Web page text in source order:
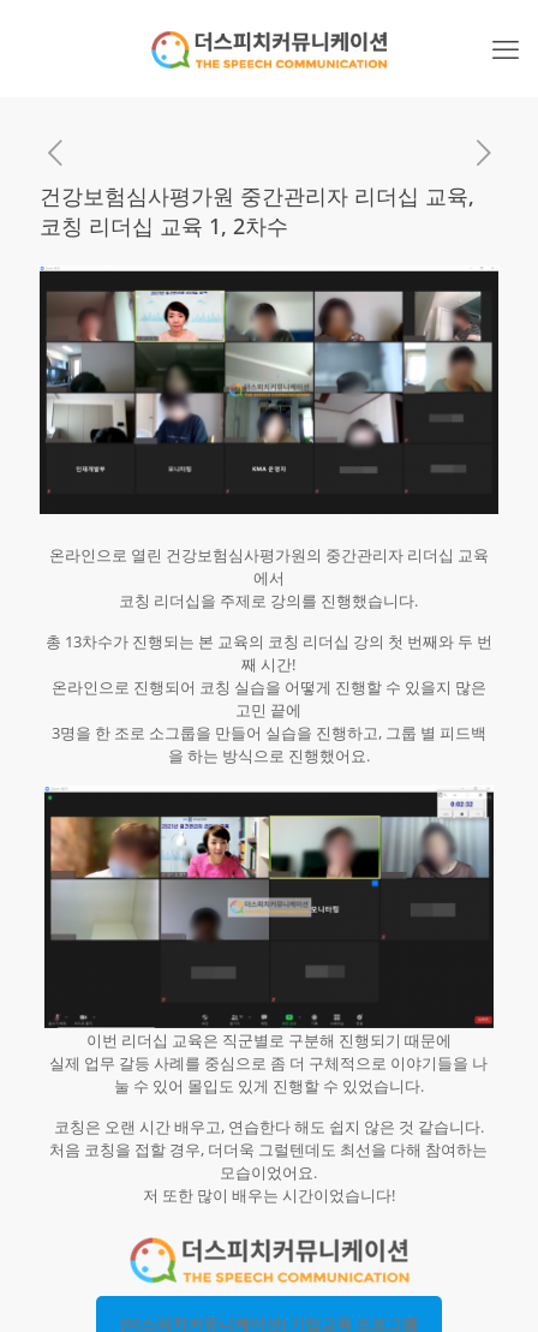
건강보험심사평가원 중간관리자 리더십 교육,
코칭 리더십 교육 1, 2차수
온라인으로 열린 건강보험심사평가원의 중간관리자 리더십 교육
에서
코칭 리더십을 주제로 강의를 진행했습니다.
총 13차수가 진행되는 본 교육의 코칭 리더십 강의 첫 번째와 두 번
째 시간!
온라인으로 진행되어 코칭 실습을 어떻게 진행할 수 있을지 많은
고민 끝에
3명을 한 조로 소그룹을 만들어 실습을 진행하고, 그룹 별 피드백
을 하는 방식으로 진행했어요.
이번 리더십 교육은 직군별로 구분해 진행되기 때문에
실제 업무 갈등 사례를 중심으로 좀 더 구체적으로 이야기들을 나
눌 수 있어 몰입도 있게 진행할 수 있었습니다.
코칭은 오랜 시간 배우고, 연습한다 해도 쉽지 않은 것 같습니다.
처음 코칭을 접할 경우, 더더욱 그럴텐데도 최선을 다해 참여하는
모습이었어요.
저 또한 많이 배우는 시간이었습니다!
[더스피치커뮤니케이션] 기업교육 프로그램